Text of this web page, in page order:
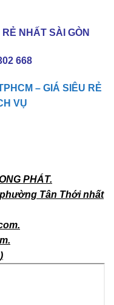
NHẤT SÀI GÒN
668
– GIÁ SIÊU RẺ
VỤ
PHÁT.
Tân Thới nhất